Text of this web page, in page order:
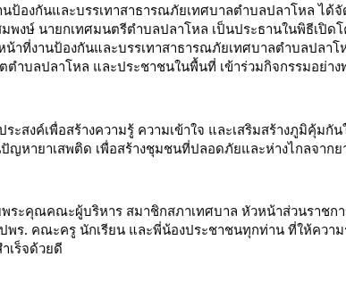
ป้องกันและบรรเทาสาธารณภัยเทศบาลตำบลปลาโหล ไ
พงษ์ นายกเทศมนตรีตำบลปลาโหล เป็นประธานในพิธีเปิ
น้าที่งานป้องกันและบรรเทาสาธารณภัยเทศบาลตำบลปล
ำบลปลาโหล และประชาชนในพื้นที่ เข้าร่วมกิจกรรมอย่าง
ระสงค์เพื่อสร้างความรู้ ความเข้าใจ และเสริมสร้างภูมิคุ้
ปัญหายาเสพติด เพื่อสร้างชุมชนที่ปลอดภัยและห่างไกลจากย
ระคุณคณะผู้บริหาร สมาชิกสภาเทศบาล หัวหน้าส่วนราชก
ร. คณะครู นักเรียน และพี่น้องประชาชนทุกท่าน ที่ให้ความ
เร็จด้วยดี